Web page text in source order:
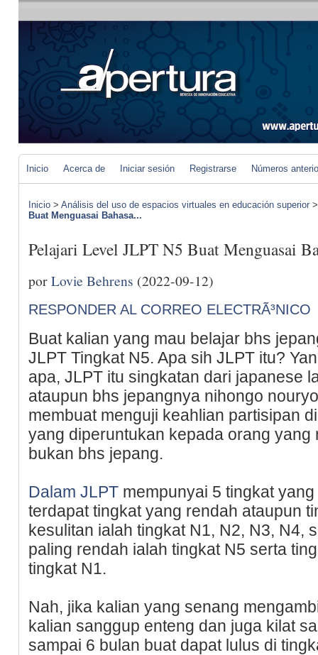
Inicio Acerca de Iniciar sesión Registrarse Números
Inicio > Análisis del uso de espacios virtuales en educación superior
Buat Menguasai Bahasa...
Pelajari Level JLPT N5 Buat Menguasai
porLovie Behrens (2022-09-12)
RESPONDER AL CORREO ELECTRÃ³NICO
Buat kalian yang mau belajar bhs
JLPT Tingkat N5. Apa sih JLPT itu?
apa, JLPT itu singkatan dari japanese
ataupun bhs jepangnya nihongo
membuat menguji keahlian partisipan
yang diperuntukan kepada orang yang
bukan bhs jepang.
Dalam JLPT mempunyai 5 tingkat
terdapat tingkat yang rendah ataupun
kesulitan ialah tingkat N1, N2, N3, N4,
paling rendah ialah tingkat N5 serta
tingkat N1.
Nah, jika kalian yang senang
kalian sanggup enteng dan juga kilat
sampai 6 bulan buat dapat lulus di